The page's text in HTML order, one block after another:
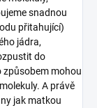
snadnou
přitahující)
jádra,
do
mohou
A právě
jak matkou